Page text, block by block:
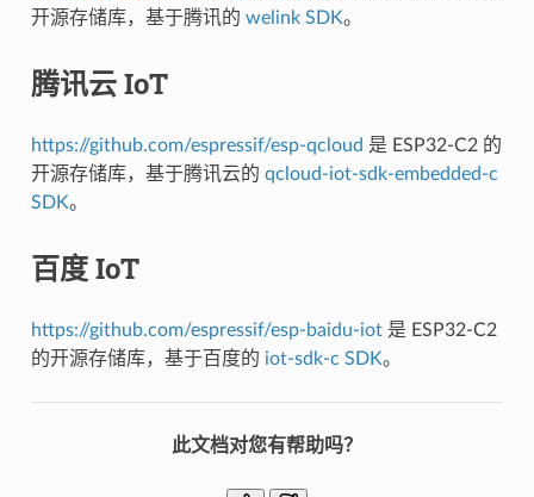
开源存储库，基于腾讯的 welink SDK。
腾讯云 IoT
https://github.com/espressif/esp-qcloud 是 ESP32-C2 的
开源存储库，基于腾讯云的 qcloud-iot-sdk-embedded-c
SDK。
百度 IoT
https://github.com/espressif/esp-baidu-iot是 ESP32-C2
的开源存储库，基于百度的 iot-sdk-c SDK。
此文档对您有帮助吗？